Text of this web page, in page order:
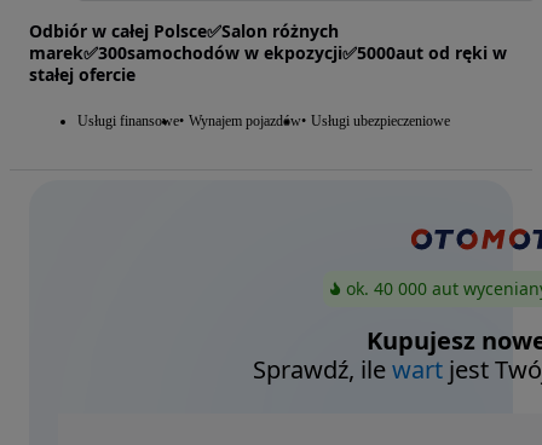
Odbiór w całej Polsce✅Salon różnych
marek✅300samochodów w ekpozycji✅5000aut od ręki w
stałej ofercie
Usługi finansowe Wynajem pojazdów Usługi ubezpieczeniowe
ok. 40 000 aut
Kupujesz
Sprawdź, ilewart jest